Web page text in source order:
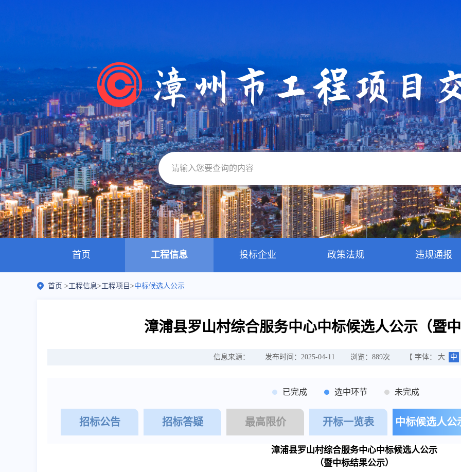
首页 工程信息 投标企业 政策法规 违规通报
首页 >工程信息>工程项目 >中标候选人公示
漳浦县罗山村综合服务中心中标候选人公示（暨
信息来源： 发布时间：2025-04-11 浏览： 889次 【 字体： 大 中
已完成 选中环节 未完成
招标公告 招标答疑 最高限价 开标一览表 中标候选人公
漳浦县罗山村综合服务中心中标候选人公示
（暨中标结果公示）